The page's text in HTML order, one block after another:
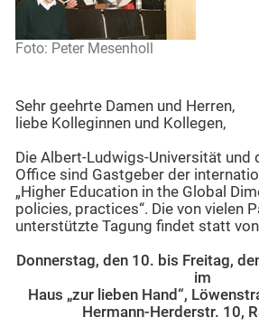
Foto: Peter Mesenholl
Sehr geehrte Damen und Herren,
liebe Kolleginnen und Kollegen,
Die Albert-Ludwigs-Universität und
Office sind Gastgeber der
„Higher Education in the Global
policies, practices“. Die von vielen
unterstützte Tagung findet statt von
Donnerstag, den 10. bis Freitag,
im
Haus „zur lieben Hand“,
Hermann-Herderstr. 10,